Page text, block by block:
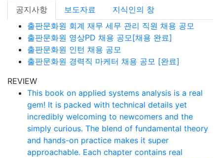
공지사항
보도자료
지식인의 창
출판문화원 회계 재무 세무 관리 직원 채용 공모
출판문화원 영상PD 채용 공모[채용 완료]
출판문화원 인턴 채용 공모
출판문화원 경력직 마케터 채용 공모 [완료]
REVIEW
This book on applied systems analysis is a real
gem! It is packed with technical details yet
incredibly welcoming to newcomers and the
simply curious. The blend of fundamental theory
and hands-on practice makes it super
approachable. Each chapter contains real